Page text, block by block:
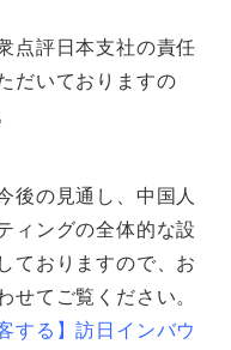
点評日本支社の責任
だいておりますの
後の見通し、中国人
ィングの全体的な設
ておりますので、お
せてご覧ください。
する】訪日インバウ